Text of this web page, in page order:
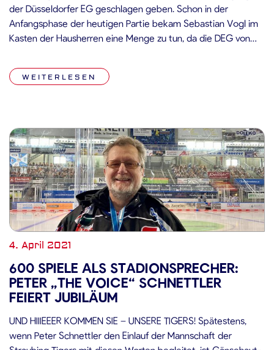
der Düsseldorfer EG geschlagen geben. Schon in der
Anfangsphase der heutigen Partie bekam Sebastian Vogl im
Kasten der Hausherren eine Menge zu tun, da die DEG von
Minuten kamen die Gäste zu ihrem ersten Powerplay,
nachdem Marcel Brandt […]
WEITERLESEN
4. April 2021
600 SPIELE ALS STADIONSPRECHER:
PETER „THE VOICE“ SCHNETTLER
FEIERT JUBILÄUM
UND HIIIEEER KOMMEN SIE – UNSERE TIGERS! Spätestens,
wenn Peter Schnettler den Einlauf der Mannschaft der